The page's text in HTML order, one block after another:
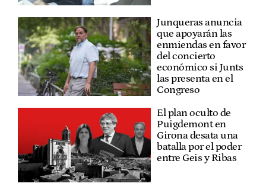
Junqueras anuncia
que apoyarán las
enmiendas en favor
del concierto
económico si Junts
las presenta en el
Congreso
El plan oculto de
Puigdemont en
Girona desata una
batalla por el poder
entre Geis y Ribas